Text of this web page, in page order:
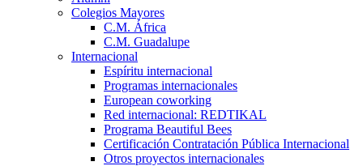
Colegios Mayores
C.M. África
C.M. Guadalupe
Internacional
Espíritu internacional
Programas internacionales
European coworking
Red internacional: REDTIKAL
Programa Beautiful Bees
Certificación Contratación Pública Internacional
Otros proyectos internacionales